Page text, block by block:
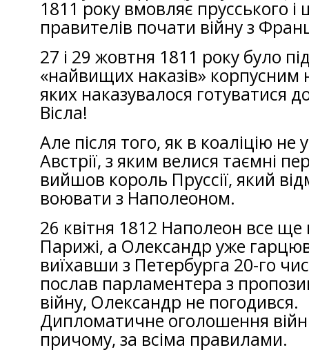
1811 року вмовляє прусського і
правителів почати війну з
27 і 29 жовтня 1811 року було
«найвищих наказів»
яких наказувалося готуватися
Вісла!
Але після того, як в коаліцію не
Австрії, з яким велися таємні
вийшов король Пруссії, який
воювати з Наполеоном.
26 квітня 1812 Наполеон все ще
Парижі, а Олександр уже
виїхавши з Петербурга 20-го
послав парламентера з
війну, Олександр не погодився.
Дипломатичне оголошення
причому, за всіма правилами.